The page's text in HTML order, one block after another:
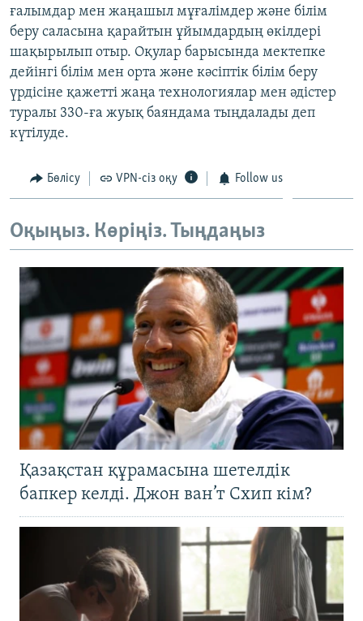
ғалымдар мен жаңашыл мұғалімдер және білім
беру саласына қарайтын ұйымдардың өкілдері
шақырылып отыр. Оқулар барысында мектепке
дейінгі білім мен орта және кәсіптік білім беру
үрдісіне қажетті жаңа технологиялар мен әдістер
туралы 330-ға жуық баяндама тыңдалады деп
күтілуде.
Бөлісу VPN-сіз оқу Follow us
Оқыңыз. Көріңіз. Тыңдаңыз
Қазақстан құрамасына шетелдік
бапкер келді. Джон ван’т Схип кім?